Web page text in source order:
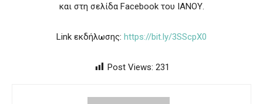
και στη σελίδα Facebook του ΙΑΝΟΥ.
Link εκδήλωσης: https://bit.ly/3SScpX0
Post Views: 231